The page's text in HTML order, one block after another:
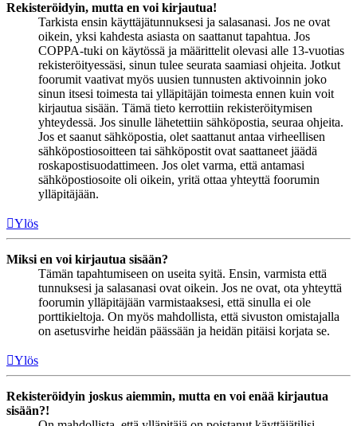
Rekisteröidyin, mutta en voi kirjautua!
Tarkista ensin käyttäjätunnuksesi ja salasanasi. Jos ne ovat
oikein, yksi kahdesta asiasta on saattanut tapahtua. Jos
COPPA-tuki on käytössä ja määrittelit olevasi alle 13-vuotias
rekisteröityessäsi, sinun tulee seurata saamiasi ohjeita. Jotkut
foorumit vaativat myös uusien tunnusten aktivoinnin joko
sinun itsesi toimesta tai ylläpitäjän toimesta ennen kuin voit
kirjautua sisään. Tämä tieto kerrottiin rekisteröitymisen
yhteydessä. Jos sinulle lähetettiin sähköpostia, seuraa ohjeita.
Jos et saanut sähköpostia, olet saattanut antaa virheellisen
sähköpostiosoitteen tai sähköpostit ovat saattaneet jäädä
roskapostisuodattimeen. Jos olet varma, että antamasi
sähköpostiosoite oli oikein, yritä ottaa yhteyttä foorumin
ylläpitäjään.
Ylös
Miksi en voi kirjautua sisään?
Tämän tapahtumiseen on useita syitä. Ensin, varmista että
tunnuksesi ja salasanasi ovat oikein. Jos ne ovat, ota yhteyttä
foorumin ylläpitäjään varmistaaksesi, että sinulla ei ole
porttikieltoja. On myös mahdollista, että sivuston omistajalla
on asetusvirhe heidän päässään ja heidän pitäisi korjata se.
Ylös
Rekisteröidyin joskus aiemmin, mutta en voi enää kirjautua
sisään?!